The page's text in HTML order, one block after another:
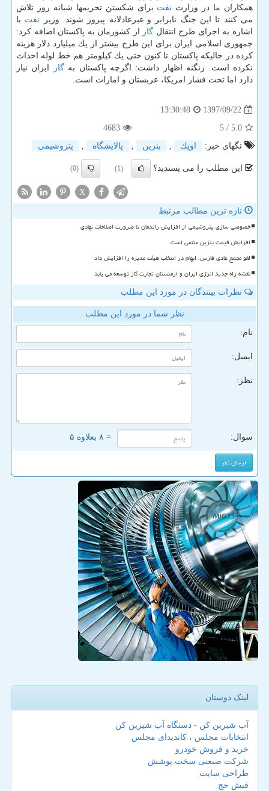
همكاران ما در وزارت نفت برای شكستن تحریمها شبانه روز تلاش
می كنند تا این جنگ نابرابر و غیرعادلانه پیروز شوند. وزیر نفت با
اشاره به اجرای طرح انتقال گاز از كشورمان به پاكستان اضافه كرد:
جمهوری اسلامی ایران برای این طرح بیشتر از یك میلیارد دلار هزینه
كرده در حالیكه پاكستان تا كنون حتی یك كیلومتر هم خط لوله احداث
نكرده است. زنگنه اظهار داشت: اگرچه پاكستان بهگاز
ایران نیاز
دارد اما تحت فشار امریكا، عربستان و امارات است.
1397/09/22
13:30:48
5.0
/ 5
4683
تگهای خبر:
اوپك , بنزین , پالایشگاه , پتروشیمی
این مطلب را می پسندید؟ (1)
(0)
X
تازه ترین مطالب مرتبط
خصوصی سازی پتروشیمی از افزایش راندمان تا ضرورت اصلاحات نهادی
افزایش قیمت بنزین منتفی است
لغو مجمع عادی فارس، ابهام در انتخاب هیأت مدیره را افزایش داد
نقشه راه جدید انرژی ایران و ارمنستان تجارت گاز توسعه می یابد
نظرات بینندگان در مورد این مطلب
نظر شما در مورد این مطلب
نام:
ایمیل:
نظر:
سوال: = ۸ بعلاوه ۵
لینک دوستان
آب شیرین کن - دستگاه آب شیرین کن
انتخابات مجلس ، کاندیدای مجلس
خرید و فروش خودرو
شرکت صنعتی سخت پوشش
طراحی سایت
فیش حج